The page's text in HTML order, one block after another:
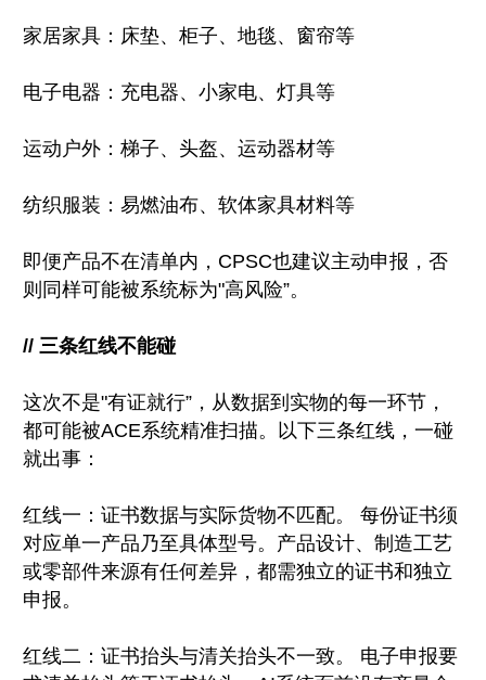
家居家具：床垫、柜子、地毯、窗帘等
电子电器：充电器、小家电、灯具等
运动户外：梯子、头盔、运动器材等
纺织服装：易燃油布、软体家具材料等
即便产品不在清单内，CPSC也建议主动申报，否
则同样可能被系统标为"高风险”。
// 三条红线不能碰
这次不是"有证就行”，从数据到实物的每一环节，
都可能被ACE系统精准扫描。以下三条红线，一碰
就出事：
红线一：证书数据与实际货物不匹配。 每份证书须
对应单一产品乃至具体型号。产品设计、制造工艺
或零部件来源有任何差异，都需独立的证书和独立
申报。
红线二：证书抬头与清关抬头不一致。 电子申报要